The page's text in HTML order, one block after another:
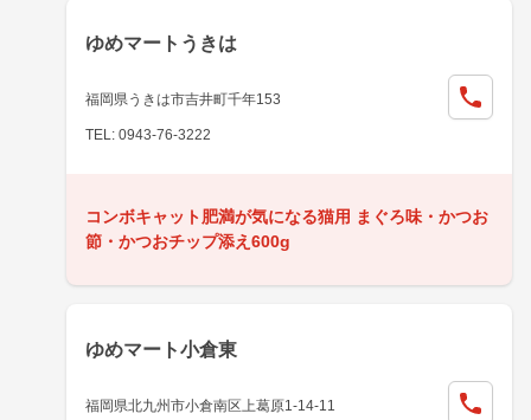
ゆめマートうきは
福岡県うきは市吉井町千年153
TEL: 0943-76-3222
コンボキャット肥満が気になる猫用 まぐろ味・かつお
節・かつおチップ添え600g
ゆめマート小倉東
福岡県北九州市小倉南区上葛原1-14-11